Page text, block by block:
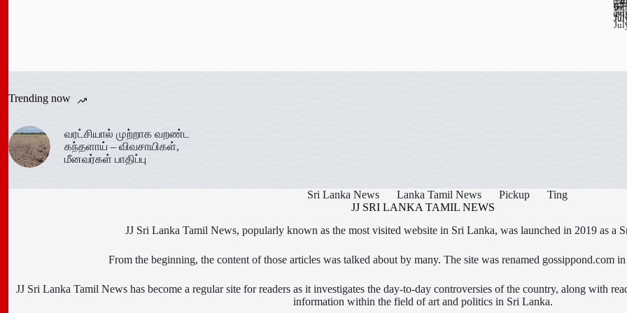
67
Trending now
வரட்சியால் முற்றாக வறண்ட
கந்தளாய் – விவசாயிகள்,
மீனவர்கள் பாதிப்பு
Sri Lanka News Lanka Tamil News Pickup
Ting
JJ SRI LANKA TAMIL NEWS
JJ Sri Lanka Tamil News, popularly known as the most visited website in Sri Lanka, was launched in 2019 as a
From the beginning, the content of those articles was talked about by many. The site was renamed gossippond.com
JJ Sri Lanka Tamil News has become a regular site for readers as it investigates the day-to-day controversies of the country, along with
information within the field of art and politics in Sri Lanka.